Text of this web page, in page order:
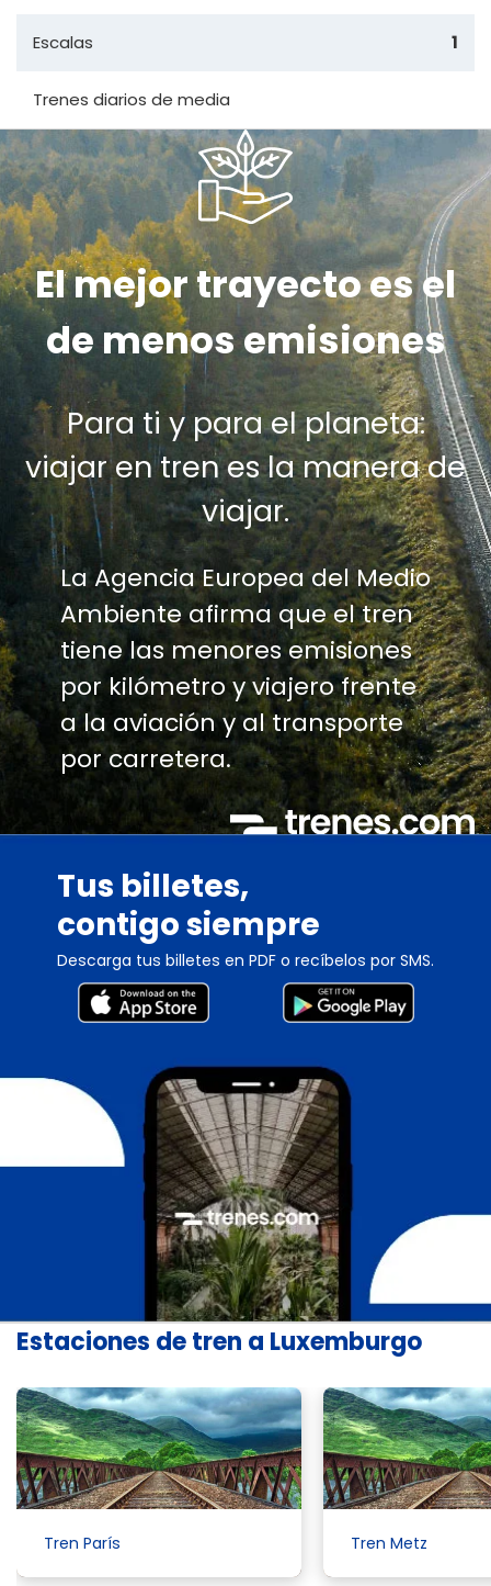
Escalas 1
Trenes diarios de media
El mejor trayecto es el
de menos emisiones
Para ti y para el planeta:
viajar en tren es la manera de
viajar.
La Agencia Europea del Medio
Ambiente afirma que el tren
tiene las menores emisiones
por kilómetro y viajero frente
a la aviación y al transporte
por carretera.
Tus billetes,
contigo siempre
Descarga tus billetes en PDF o recíbelos por SMS.
Estaciones de tren a Luxemburgo
Tren París Tren Metz